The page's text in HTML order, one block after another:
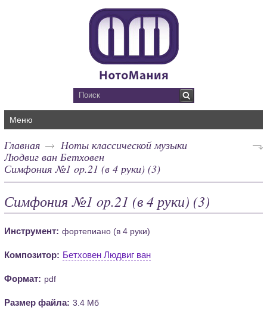
Меню
Главная
Ноты классической музыки
Людвиг ван Бетховен
Симфония №1 op.21 (в 4 руки) (3)
Симфония №1 op.21 (в 4 руки) (3)
Инструмент: фортепиано (в 4 руки)
Композитор: Бетховен Людвиг ван
Формат: pdf
Размер файла: 3.4 Мб